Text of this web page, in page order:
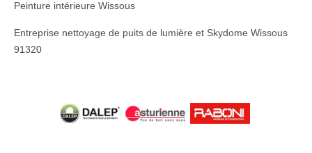
Peinture intérieure Wissous
Entreprise nettoyage de puits de lumière et Skydome Wissous
91320